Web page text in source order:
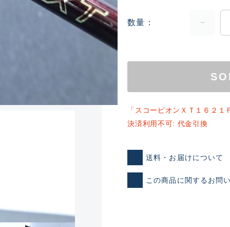
新古品（メーカー問屋から
数量
「スコーピオンＸＴ１６２１
決済利用不可: 代金引換
送料・お届けについて
この商品に関するお問